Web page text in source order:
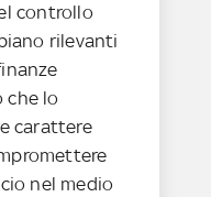
controllo
rilevanti
che lo
carattere
nel medio